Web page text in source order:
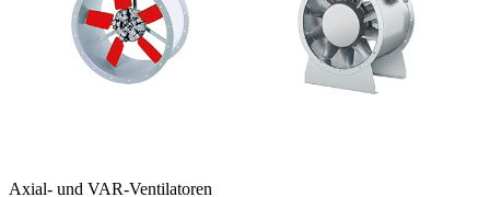
Axial- und VAR-Ventilatoren